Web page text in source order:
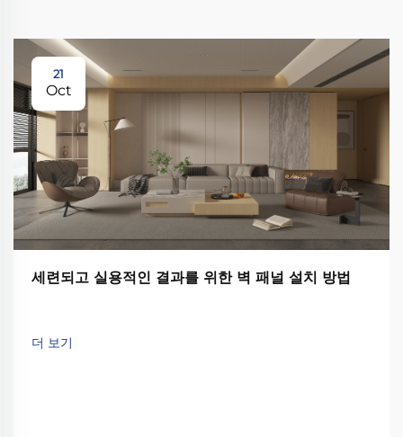
21
Oct
세련되고 실용적인 결과를 위한 벽 패널 설치 방법
더 보기